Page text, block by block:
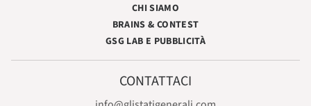
CHI SIAMO
BRAINS & CONTEST
GSG LAB E PUBBLICITÀ
CONTATTACI